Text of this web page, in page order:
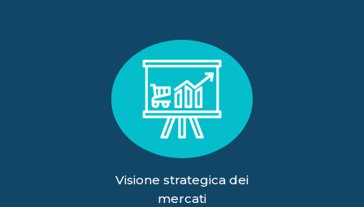
Visione strategica dei
mercati